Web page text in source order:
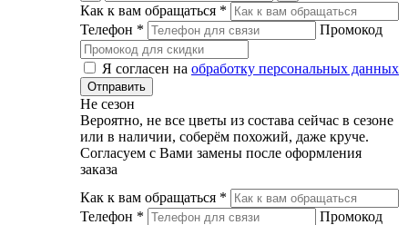
Как к вам обращаться *
Телефон * Промокод
Я согласен на обработку персональных данных
Не сезон
Вероятно, не все цветы из состава сейчас в сезоне
или в наличии, соберём похожий, даже круче.
Согласуем с Вами замены после оформления
заказа
Как к вам обращаться *
Телефон * Промокод